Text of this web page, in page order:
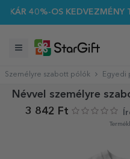
40%-OS KEDVEZMÉNY
Személyre szabott pólók Egyedi
Névvel személyre
3 842 Ft